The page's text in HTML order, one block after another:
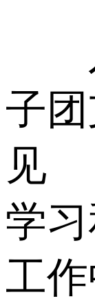
入
子
见
学
工